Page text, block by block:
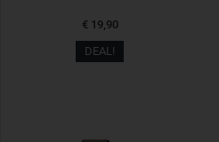
€ 19,90
DEAL!